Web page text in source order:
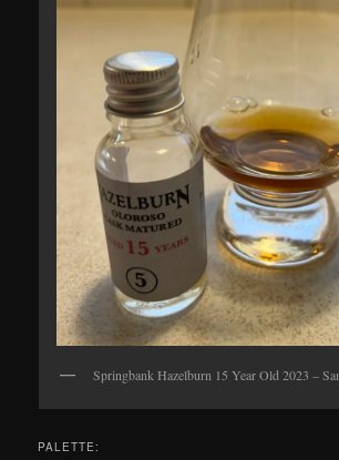
Springbank Hazelburn 15 Year Old 2023 –
PALETTE: